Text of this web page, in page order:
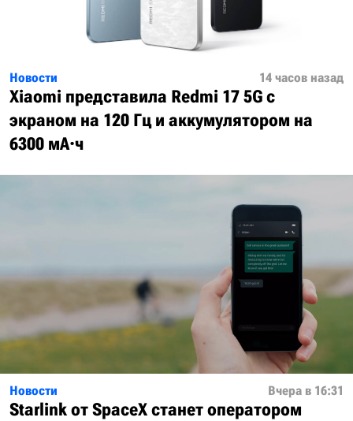
Новости 14 часов назад
Xiaomi представила Redmi 17 5G с
экраном на 120 Гц и аккумулятором на
6300 мА·ч
Новости Вчера в 16:31
Starlink от SpaceX станет оператором